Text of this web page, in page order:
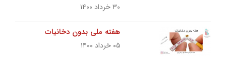
۳۰ خرداد ۱۴۰۰
هفته ملی بدون دخانیات
۰۵ خرداد ۱۴۰۰